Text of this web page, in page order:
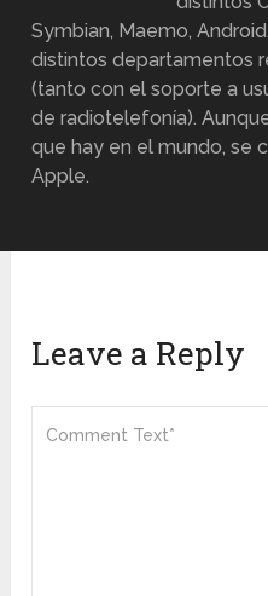
Symbian, Maemo,
distintos departamentos
(tanto con el soporte a
de radiotelefonía).
que hay en el mundo, se
Apple.
Leave a Reply